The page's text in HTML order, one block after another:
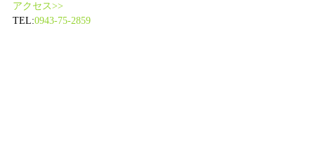
アクセス>>
TEL:0943-75-2859